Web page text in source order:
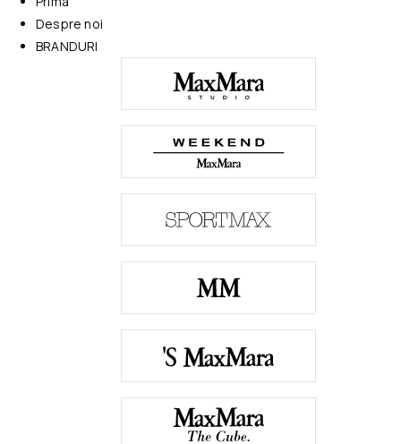
Despre noi
BRANDURI